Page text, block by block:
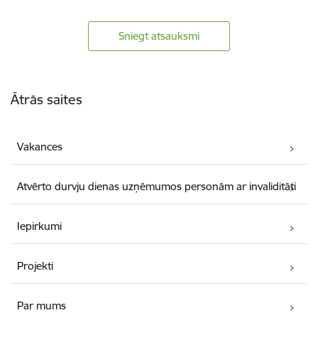
Sniegt atsauksmi
Ātrās saites
Vakances
Atvērto durvju dienas uzņēmumos personām ar invaliditāti
Iepirkumi
Projekti
Par mums